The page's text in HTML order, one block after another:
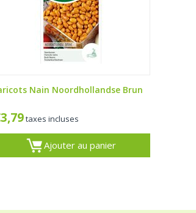
Nain Noordhollandse Brun
3,79taxes incluses
Ajouter au panier